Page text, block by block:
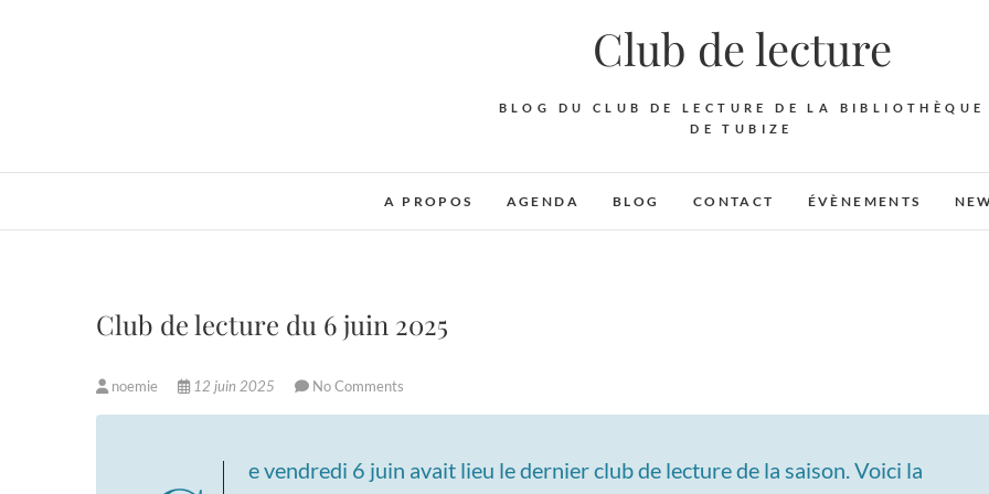
Club de lecture
BLOG DU CLUB DE LECTURE DE LA BIBLIOTHÈQUE
DE TUBIZE
A PROPOS AGENDA BLOG CONTACT ÉVÈNEMENTS
Club de lecture du 6 juin 2025
noemie 12 juin 2025 No Comments